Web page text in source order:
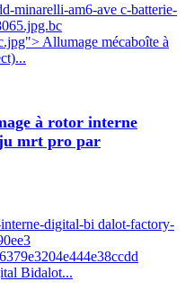
minarelli-am6-ave c-batterie-
Allumage mécaboîte à
à rotor interne
mrt pro par
digital-bi dalot-factory-
Bidalot...